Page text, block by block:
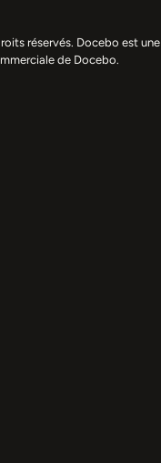
réservés. Docebo est une
de Docebo.